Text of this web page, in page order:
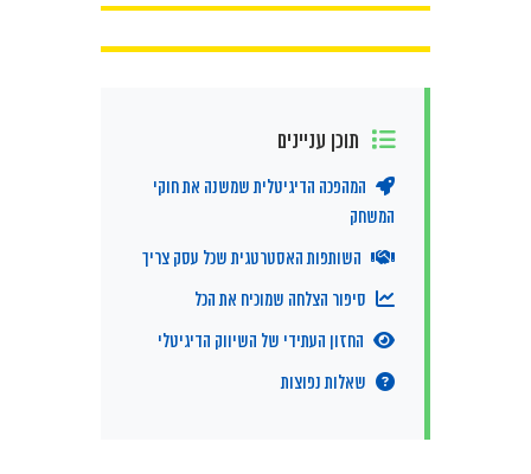
תוכן עניינים
המהפכה הדיגיטלית שמשנה את חוקי
המשחק
השותפות האסטרטגית שכל עסק צריך
סיפור הצלחה שמוכיח את הכל
החזון העתידי של השיווק הדיגיטלי
שאלות נפוצות